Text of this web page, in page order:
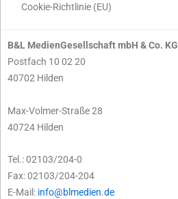
Cookie-Richtlinie (EU)
B&L MedienGesellschaft mbH & Co. KG
Postfach 10 02 20
40702 Hilden
Max-Volmer-Straße 28
40724 Hilden
Tel.: 02103/204-0
Fax: 02103/204-204
E-Mail: info@blmedien.de